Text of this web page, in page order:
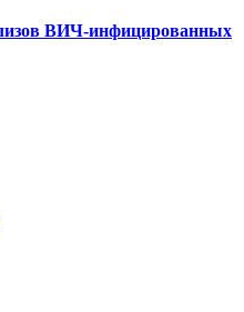
ВИЧ-инфицированных